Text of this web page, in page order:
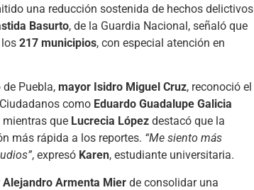
una reducción sostenida de hechos delictivos
Basurto, de la Guardia Nacional, señaló que
217 municipios, con especial atención en
Puebla, mayor Isidro Miguel Cruz, reconoció el
como Eduardo Guadalupe Galicia
que Lucrecia López destacó que la
más rápida a los reportes. “Me siento más
, expresó Karen, estudiante universitaria.
Alejandro Armenta Mier de consolidar una